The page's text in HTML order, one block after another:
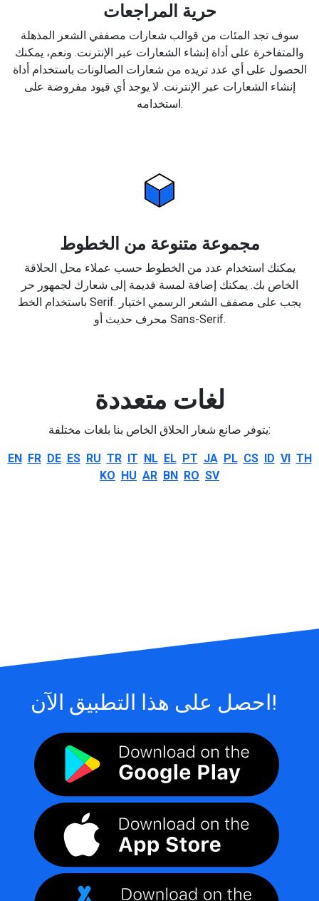
حرية المراجعات
سوف تجد المئات من قوالب شعارات مصففي الشعر المذهلة
والمتفاخرة على أداة إنشاء الشعارات عبر الإنترنت. ونعم، يمكنك
الحصول على أي عدد تريده من شعارات الصالونات باستخدام أداة
إنشاء الشعارات عبر الإنترنت. لا يوجد أي قيود مفروضة على
استخدامه.
مجموعة متنوعة من الخطوط
يمكنك استخدام عدد من الخطوط حسب عملاء محل الحلاقة
الخاص بك. يمكنك إضافة لمسة قديمة إلى شعارك لجمهور حر
باستخدام الخط Serif. يجب على مصفف الشعر الرسمي اختيار
محرف حديث أو Sans-Serif.
لغات متعددة
يتوفر صانع شعار الحلاق الخاص بنا بلغات مختلفة:
EN FR DE ES RU TR IT NL EL PT JA PL CS ID VI TH
KO HU AR BN RO SV
احصل على هذا التطبيق الآن!